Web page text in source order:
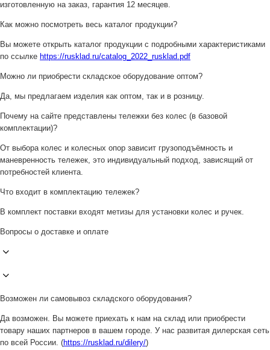
изготовленную на заказ, гарантия 12 месяцев.
Как можно посмотреть весь каталог продукции?
Вы можете открыть каталог продукции с подробными характеристиками
по ссылке https://rusklad.ru/catalog_2022_rusklad.pdf
Можно ли приобрести складское оборудование оптом?
Да, мы предлагаем изделия как оптом, так и в розницу.
Почему на сайте представлены тележки без колес (в базовой
комплектации)?
От выбора колес и колесных опор зависит грузоподъёмность и
маневренность тележек, это индивидуальный подход, зависящий от
потребностей клиента.
Что входит в комплектацию тележек?
В комплект поставки входят метизы для установки колес и ручек.
Вопросы о доставке и оплате
Возможен ли самовывоз складского оборудования?
Да возможен. Вы можете приехать к нам на склад или приобрести
товару наших партнеров в вашем городе. У нас развитая дилерская сеть
по всей России. (https://rusklad.ru/dilery/)